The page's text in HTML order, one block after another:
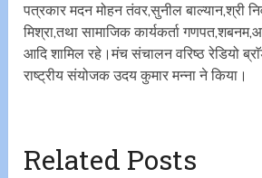
पत्रकार मदन मोहन तंवर,सुनील बाल्यान,श्री
मिश्रा,तथा सामाजिक कार्यकर्ता
आदि शामिल रहे।मंच संचालन वरिष्ठ रेडियो
राष्ट्रीय संयोजक उदय कुमार मन्ना ने किया।
Related Posts